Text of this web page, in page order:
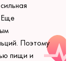
Еще
Поэтому
пищи и